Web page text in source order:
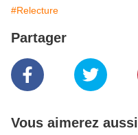
#Relecture
Partager
Vous aimerez aussi